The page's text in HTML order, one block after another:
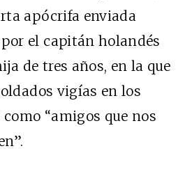
apócrifa enviada
el capitán holandés
de tres años, en la que
vigías en los
“amigos que nos